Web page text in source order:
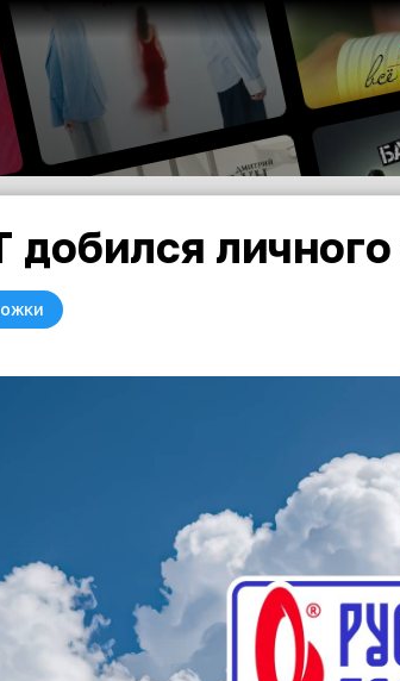
добился личного